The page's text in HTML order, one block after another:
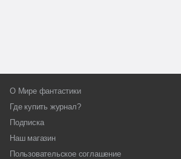
О Мире фантастики
Где купить журнал?
Подписка
Наш магазин
Пользовательское соглашение